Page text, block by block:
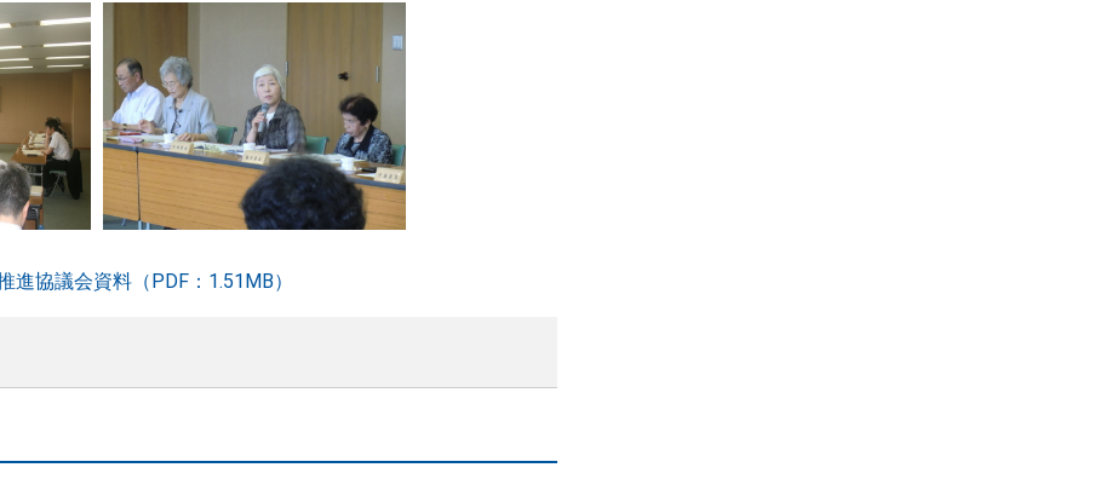
協議会資料（PDF：1.51MB）